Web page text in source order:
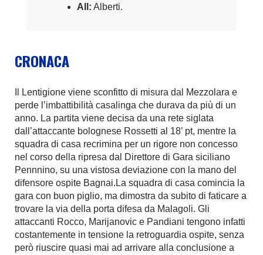
All: Alberti.
CRONACA
Il Lentigione viene sconfitto di misura dal Mezzolara e
perde l’imbattibilità casalinga che durava da più di un
anno. La partita viene decisa da una rete siglata
dall’attaccante bolognese Rossetti al 18’ pt, mentre la
squadra di casa recrimina per un rigore non concesso
nel corso della ripresa dal Direttore di Gara siciliano
Pennnino, su una vistosa deviazione con la mano del
difensore ospite Bagnai.La squadra di casa comincia la
gara con buon piglio, ma dimostra da subito di faticare a
trovare la via della porta difesa da Malagoli. Gli
attaccanti Rocco, Marijanovic e Pandiani tengono infatti
costantemente in tensione la retroguardia ospite, senza
però riuscire quasi mai ad arrivare alla conclusione a